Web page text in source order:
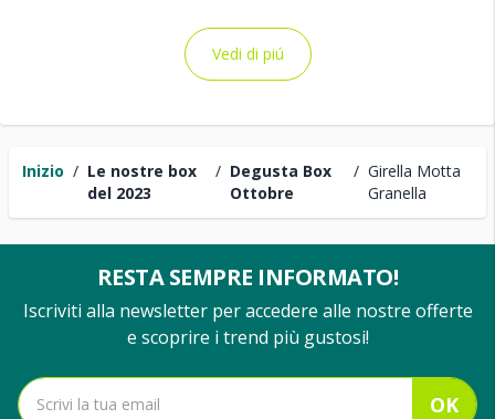
Inizio / Le nostre box
del 2023
/ Degusta Box
Ottobre
/ Girella Motta
Granella
Vedi di piú
RESTA SEMPRE INFORMATO!
Iscriviti alla newsletter per accedere alle nostre offerte
e scoprire i trend più gustosi!
OK